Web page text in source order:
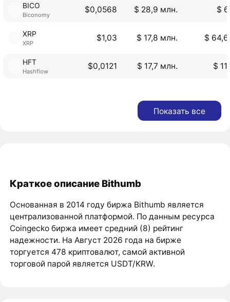
BICO
Biconomy
$0,0568 $ 28,9 млн. $
XRP
XRP
$1,03 $ 17,8 млн. $
HFT
Hashflow
$0,0121 $ 17,7 млн. $
Показать все
Краткое описание Bithumb
Основанная в 2014 году биржа Bithumb является
централизованной платформой. По данным ресурса
Coingecko биржа имеет средний (8) рейтинг
надежности. На Август 2026 года на бирже
торгуется 478 криптовалют, самой активной
торговой парой является USDT/KRW.